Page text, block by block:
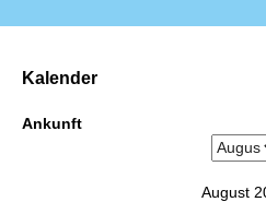
Kalender
Ankunft
August